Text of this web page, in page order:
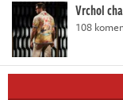
Vrchol
108